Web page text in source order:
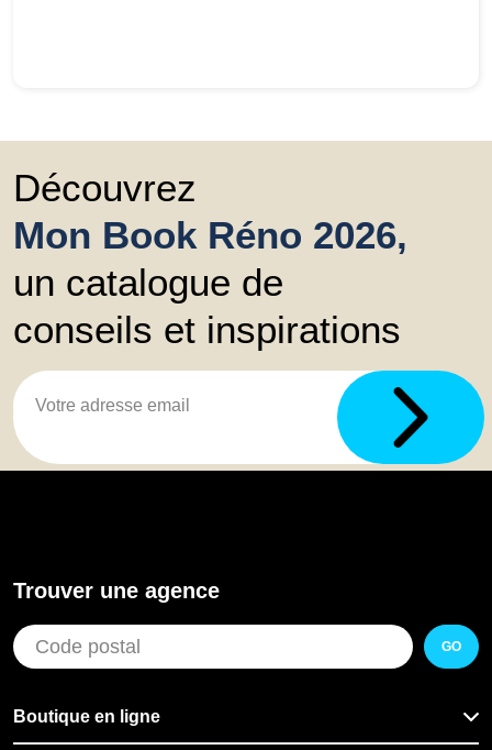
Découvrez
Mon Book Réno 2026,
un catalogue de
conseils et inspirations
Trouver une agence
GO
Boutique en ligne